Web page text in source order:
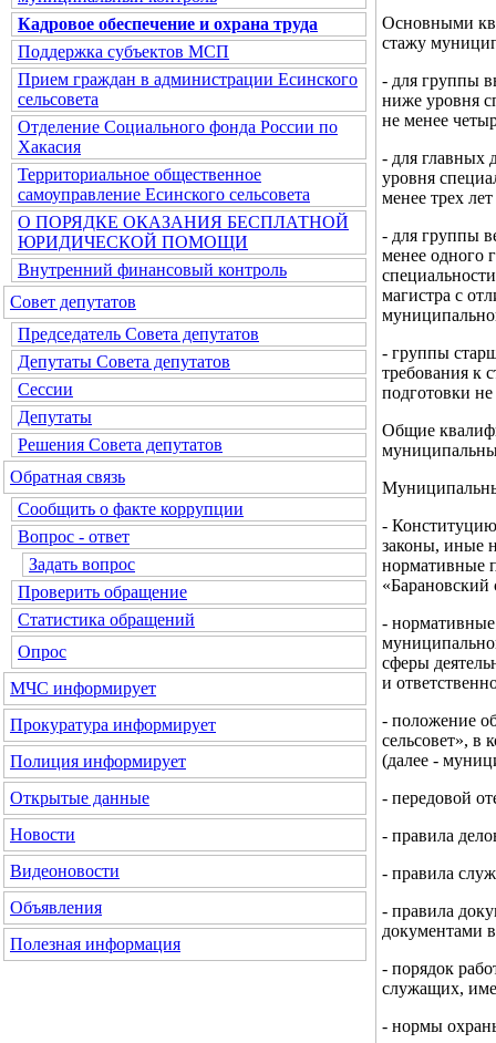
Кадровое обеспечение и охрана труда
Поддержка субъектов МСП
Прием граждан в администрации Есинского
сельсовета
Отделение Социального фонда России по
Хакасия
Территориальное общественное
самоуправление Есинского сельсовета
О ПОРЯДКЕ ОКАЗАНИЯ БЕСПЛАТНОЙ
ЮРИДИЧЕСКОЙ ПОМОЩИ
Внутренний финансовый контроль
Совет депутатов
Председатель Совета депутатов
Депутаты Совета депутатов
Сессии
Депутаты
Решения Совета депутатов
Обратная связь
Сообщить о факте коррупции
Вопрос - ответ
Задать вопрос
Проверить обращение
Статистика обращений
Опрос
МЧС информирует
Прокуратура информирует
Полиция информирует
Открытые данные
Новости
Видеоновости
Объявления
Полезная информация
Основными
стажу
- для группы
ниже уровня
не менее
- для главных
уровня
менее трех
- для группы
менее одного
магистра с
- группы
требования к
подготовки
Общие
-
законы, иные
нормативные
-
сферы
и
- положение
сельсовет»,
(далее -
- передовой
- правила
- правила
- правила
документами
- порядок
служащих,
- нормы